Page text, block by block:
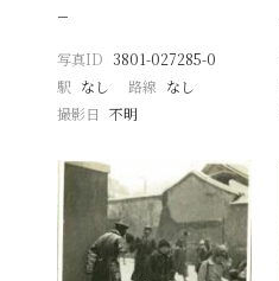
−
写真ID 3801-027285-0
駅 なし 路線 なし
撮影日
不明